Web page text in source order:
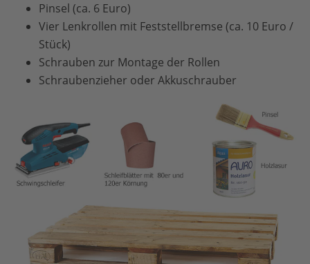
Pinsel (ca. 6 Euro)
Vier Lenkrollen mit Feststellbremse (ca. 10 Euro /
Stück)
Schrauben zur Montage der Rollen
Schraubenzieher oder Akkuschrauber